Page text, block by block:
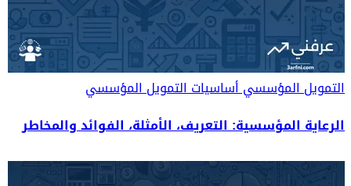
التمويل المؤسسيأساسيات التمويل المؤسسي
الرعاية المؤسسية: التعريف، الأمثلة، الفوائد والمخاطر